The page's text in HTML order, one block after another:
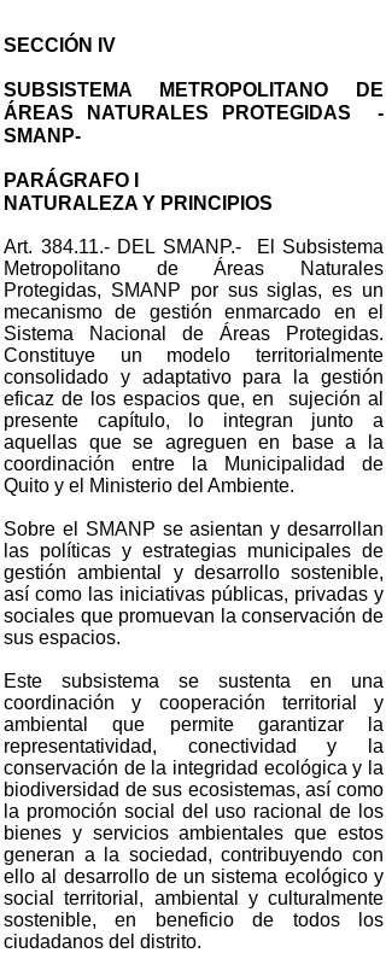
SECCIÓN IV
SUBSISTEMA METROPOLITANO DE
ÁREAS NATURALES PROTEGIDAS -
SMANP-
PARÁGRAFO I
NATURALEZA Y PRINCIPIOS
Art. 384.11.- DEL SMANP.- El Subsistema
Metropolitano de Áreas Naturales
Protegidas, SMANP por sus siglas, es un
mecanismo de gestión enmarcado en el
Sistema Nacional de Áreas Protegidas.
Constituye un modelo territorialmente
consolidado y adaptativo para la gestión
eficaz de los espacios que, en sujeción al
presente capítulo, lo integran junto a
aquellas que se agreguen en base a la
coordinación entre la Municipalidad de
Quito y el Ministerio del Ambiente.
Sobre el SMANP se asientan y desarrollan
las políticas y estrategias municipales de
gestión ambiental y desarrollo sostenible,
así como las iniciativas públicas, privadas y
sociales que promuevan la conservación de
sus espacios.
Este subsistema se sustenta en una
coordinación y cooperación territorial y
ambiental que permite garantizar la
representatividad, conectividad y la
conservación de la integridad ecológica y la
biodiversidad de sus ecosistemas, así como
la promoción social del uso racional de los
bienes y servicios ambientales que estos
generan a la sociedad, contribuyendo con
ello al desarrollo de un sistema ecológico y
social territorial, ambiental y culturalmente
sostenible, en beneficio de todos los
ciudadanos del distrito.